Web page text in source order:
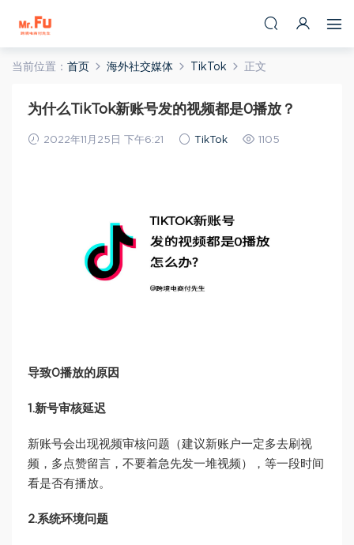
当前位置： 首页 海外社交媒体 TikTok 正文
为什么TikTok新账号发的视频都是0播放？
2022年11月25日 下午6:21 TikTok 1105
导致0播放的原因
1.新号审核延迟
新账号会出现视频审核问题（建议新账户一定多去刷视
频，多点赞留言，不要着急先发一堆视频），等一段时间
看是否有播放。
2.系统环境问题